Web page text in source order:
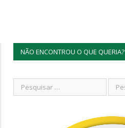
NÃO ENCONTROU O QUE QUERIA?